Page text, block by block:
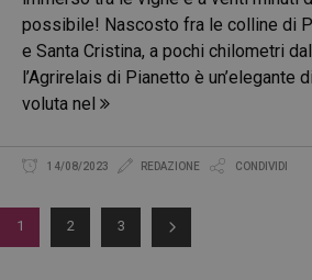
possibile! Nascosto fra le colline di
e Santa Cristina, a pochi chilometri
l’Agrirelais di Pianetto è un’elegante
voluta nel
14/08/2023 REDAZIONE CONDIVIDI
1 2 3